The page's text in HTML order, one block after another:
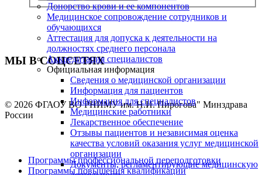
Донорство крови и ее компонентов
Медицинское сопровождение сотрудников и
обучающихся
Аттестация для допуска к деятельности на
должностях среднего персонала
Аккредитация специалистов
Официальная информация
Сведения о медицинской организации
Информация для пациентов
Информация для специалистов
Медицинские работники
Лекарственное обеспечение
Отзывы пациентов и независимая оценка
качества условий оказания услуг медицинской
организации
Документы, регламентирующие медицинскую
МЫ В СОЦСЕТЯХ
© 2026 ФГАОУ ВО РНИМУ им. Н.И. Пирогова" Минздрава
России
Программы профессиональной переподготовки
Программы повышения квалификации